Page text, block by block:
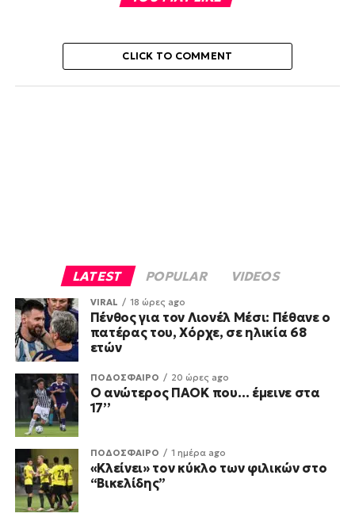
CLICK TO COMMENT
LATEST POPULAR VIDEOS
VIRAL 18 ώρες ago
Πένθος για τον Λιονέλ Μέσι: Πέθανε ο
πατέρας του, Χόρχε, σε ηλικία 68
ετών
ΠΟΔΟΣΦΑΙΡΟ 20 ώρες ago
Ο ανώτερος ΠΑΟΚ που… έμεινε στα
17’’
ΠΟΔΟΣΦΑΙΡΟ 1 ημέρα ago
«Κλείνει» τον κύκλο των φιλικών στο
“Βικελίδης”